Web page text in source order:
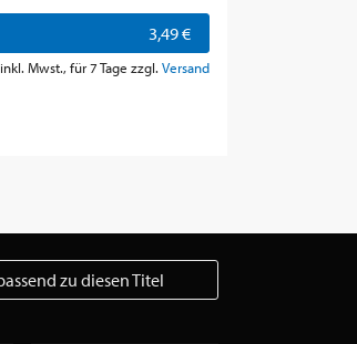
3,49 €
inkl. Mwst., für 7 Tage zzgl. Versand
zu diesen Titel